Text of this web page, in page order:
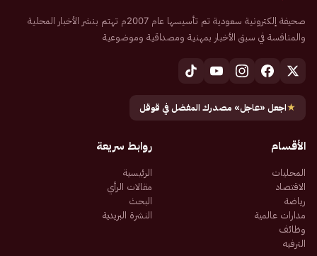
صحيفة إلكترونية سعودية تم تأسيسها عام 2007م تهتم بنشر الأخبار المحلية
والمنافسة في سبق الأخبار بمهنية ومصداقية وموضوعية
★اجعل «عاجل» مصدرك المفضل في قوقل
الأقسام
المحليات
الاقتصاد
رياضة
مدارات عالمية
وظائف
الترفيه
روابط سريعة
الرئيسية
مقالات الرأي
البحث
النشرة البريدية